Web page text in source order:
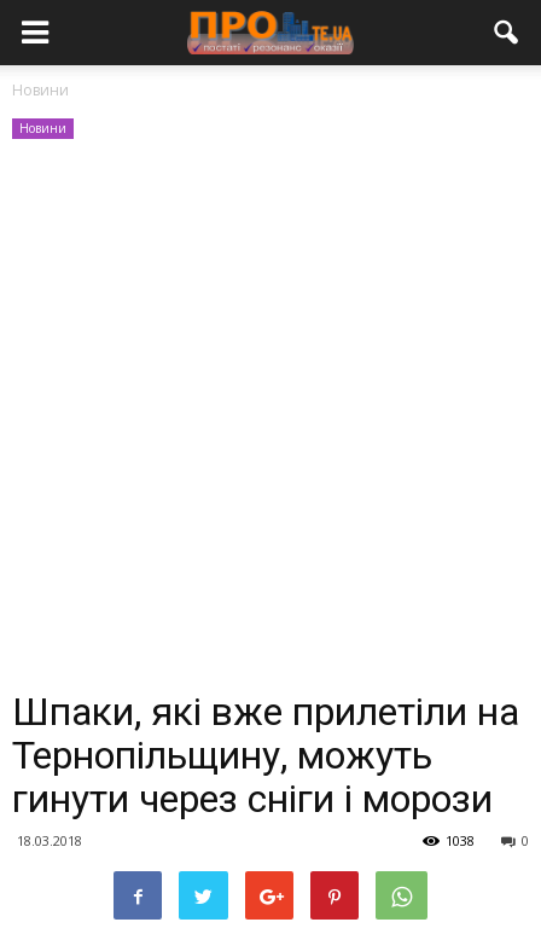
Новини
Новини
Шпаки, які вже прилетіли на
Тернопільщину, можуть
гинути через сніги і морози
18.03.2018 0
1038